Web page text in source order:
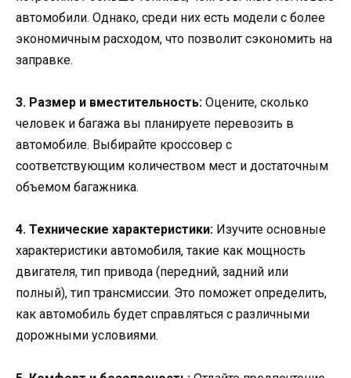
автомобили. Однако, среди них есть модели с более
экономичным расходом, что позволит сэкономить на
заправке.
3. Размер и вместительность: Оцените, сколько
человек и багажа вы планируете перевозить в
автомобиле. Выбирайте кроссовер с
соответствующим количеством мест и достаточным
объемом багажника.
4. Технические характеристики: Изучите основные
характеристики автомобиля, такие как мощность
двигателя, тип привода (передний, задний или
полный), тип трансмиссии. Это поможет определить,
как автомобиль будет справляться с различными
дорожными условиями.